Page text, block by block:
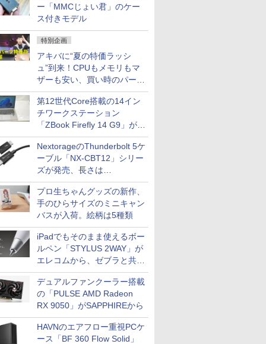
ー「MMCじょい君」のケー
ス付きモデル
特別企画
アキバに“夏の特価ラッシ
ュ”到来！CPUもメモリもマ
ザーも安い、買い時のパーツ
は？【8月7日(金)22時配信】
第12世代Core搭載の14イン
チワークステーション
「ZBook Firefly 14 G9」が
79,800円！秋葉原で中古PC
セール
NextorageのThunderbolt 5ケ
ーブル「NX-CBT12」シリー
ズが発売、長さは
30cm/50cm/1mの3種類
プロ生ちゃんグッズの新作、
手のひらサイズのミニキャン
バスが入荷。絵柄は5種類
iPadでもそのまま使えるボー
ルペン「STYLUS 2WAY」が
エレコムから、ゼブラと共同
開発
デュアルファンクーラー搭載
の「PULSE AMD Radeon
RX 9050」がSAPPHIREから
HAVNのエアフロー重視PCケ
ース「BF 360 Flow Solid」